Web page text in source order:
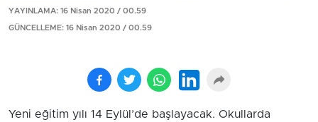
YAYINLAMA: 16 Nisan 2020 / 00.59
GÜNCELLEME: 16 Nisan 2020 / 00.59
Yeni eğitim yılı 14 Eylül’de başlayacak. Okullarda